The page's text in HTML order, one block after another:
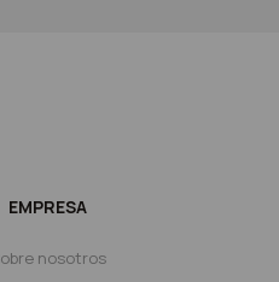
EMPRESA
nosotros